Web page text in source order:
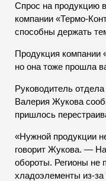
Спрос на продукцию
компании «Термо-
способны держать
Продукция компании
но она тоже прошла
Руководитель
Валерия Жукова
пришлось
«Нужной продукции
говорит Жукова. —
обороты. Регионы не
хладоэлементы из-за